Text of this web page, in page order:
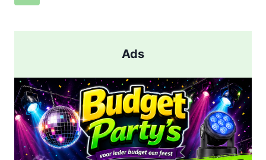
NA
Ads